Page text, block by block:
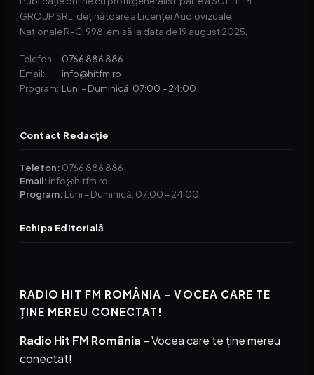
GROUP SRL, deținătoare a Licenței Audiovizuale
Naționale R-CI 998, emisă la data de 19 august 2025.
Telefon: 0766 886 886
Email: info@hitfm.ro
Program: Luni – Duminică, 07:00 – 24:00
Contact Redacție
Telefon: 0766 886 886
Email: info@hitfm.ro
Program: Luni – Duminică, 07:00 – 24:00
Echipa Editorială
RADIO HIT FM ROMÂNIA – VOCEA CARE TE
ȚINE MEREU CONECTAT!
Radio Hit FM România – Vocea care te ține mereu
conectat!